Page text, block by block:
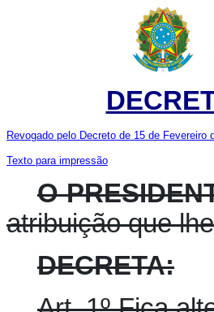
Revogado pelo Decreto de 15 de Fevereiro
Texto para impressão
O
atribuição que
DECRETA: